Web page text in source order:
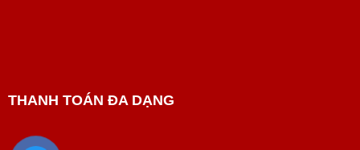
THANH TOÁN ĐA DẠNG